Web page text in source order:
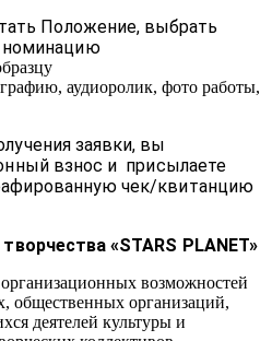
Положение, выбрать
аудиоролик, фото работы,
заявки, вы
взнос и присылаете
чек/квитанцию
«STARS PLANET»
возможностей
общественных организаций,
деятелей культуры и